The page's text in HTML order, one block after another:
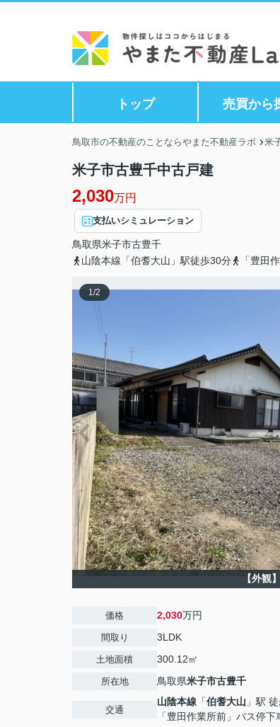
トップ 売買から
鳥取市の不動産のことならやまた不動産ラボ 米
米子市古豊千中古戸建
2,030万円
支払いシミュレーション
鳥取県米子市古豊千
山陰本線「伯耆大山」駅徒歩30分
「豊田
1/2
【外観】
価格 2,030万円
間取り 3LDK
土地面積 300.12㎡
所在地 鳥取県米子市古豊千
交通
山陰本線 「伯耆大山 」駅
「豊田作業所前」バス停